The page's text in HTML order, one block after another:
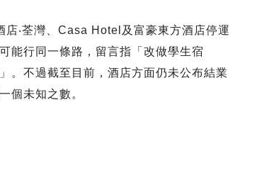
‧荃灣、Casa Hotel及富豪東方酒店停運
能行同一條路，留言指「改做學生宿
。不過截至目前，酒店方面仍未公布結業
個未知之數。